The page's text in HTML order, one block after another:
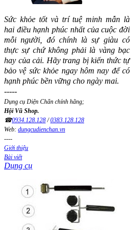
Sức khỏe tốt và trí tuệ minh mẫn là
hai điều hạnh phúc nhất của cuộc đời
mỗi người, đó chính là sự giàu có
thực sự chứ không phải là vàng bạc
hay của cải. Hãy trang bị kiến thức tự
bảo vệ sức khỏe ngay hôm nay để có
hạnh phúc bền vững cho ngày mai.
-----
Dụng cụ Diện Chẩn chính hãng;
Hội Vũ Shop.
☎0934.128.128/0383.128.128
Web: dungcudienchan.vn
----
Giới thiệu
Bài viết
Dụng cụ